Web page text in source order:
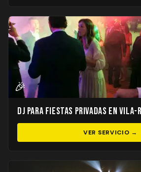
🎉
DJ para Fiestas Privadas en
VER SERVICIO →